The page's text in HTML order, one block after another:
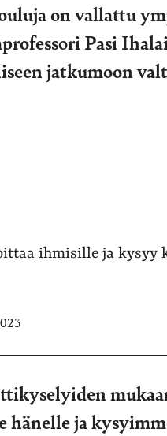
on vallattu
Pasi
jatkumoon
ihmisille ja kysyy
hänelle ja